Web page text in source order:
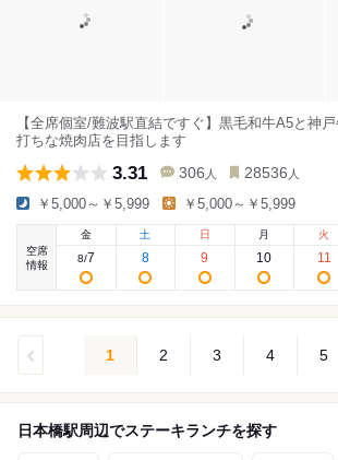
【全席個室/難波駅直結ですぐ】黒毛和牛A5と神
打ちな焼肉店を目指します
3.31 306 人 28536 人
￥5,000～￥5,999 ￥5,000～￥5,999
空席
情報
金
8/7
土
8
日
9
月
10
火
11
1 2 3 4 5
日本橋駅周辺でステーキランチを探す